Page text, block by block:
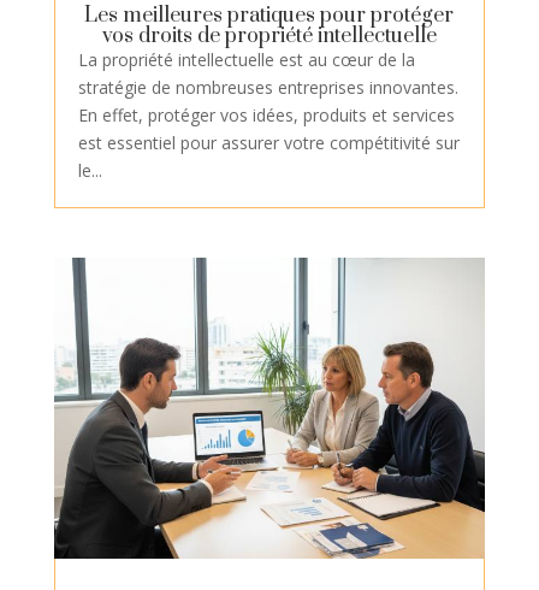
Les meilleures pratiques pour protéger
vos droits de propriété intellectuelle
La propriété intellectuelle est au cœur de la
stratégie de nombreuses entreprises innovantes.
En effet, protéger vos idées, produits et services
est essentiel pour assurer votre compétitivité sur
le...